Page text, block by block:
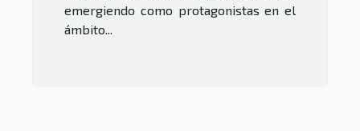
emergiendo como protagonistas en el
ámbito...